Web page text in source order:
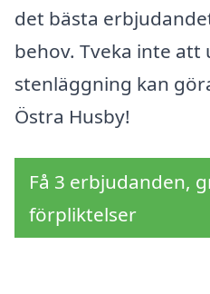
det bästa
behov. Tveka inte att
stenläggning kan
Östra Husby!
Få 3 erbjudanden,
förpliktelser